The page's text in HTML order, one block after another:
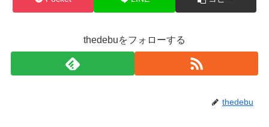
thedebuをフォローする
thedebu